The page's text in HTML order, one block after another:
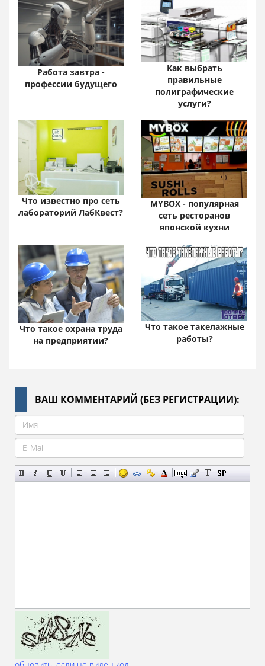
Работа завтра -
профессии будущего
Как выбрать
правильные
полиграфические
услуги?
Что известно про сеть
лабораторий ЛабКвест?
MYBOX - популярная
сеть ресторанов
японской кухни
Что такое охрана труда
на предприятии?
Что такое такелажные
работы?
ВАШ КОММЕНТАРИЙ (БЕЗ РЕГИСТРАЦИИ):